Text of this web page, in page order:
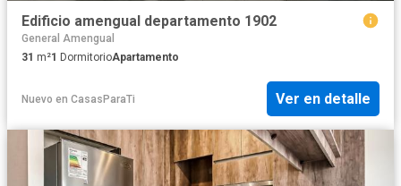
Edificio amengual departamento 1902
General Amengual
31 m²1 DormitorioApartamento
Nuevo en CasasParaTi Ver en detalle